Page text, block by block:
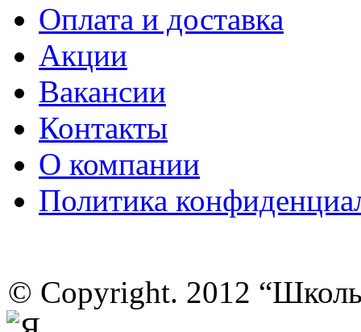
Оплата и доставка
Акции
Вакансии
Контакты
О компании
Политика
© Copyright. 2012